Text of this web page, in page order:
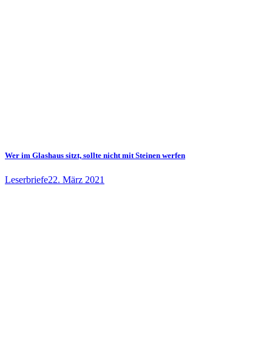
Wer im Glashaus sitzt, sollte nicht mit Steinen werfen
Leserbriefe22. März 2021